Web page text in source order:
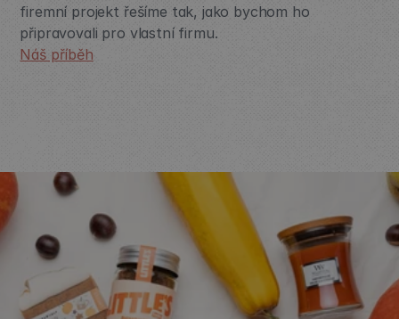
firemní projekt řešíme tak, jako bychom ho
připravovali pro vlastní firmu.
Náš příběh